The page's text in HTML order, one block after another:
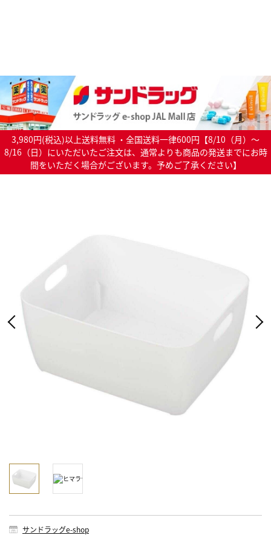
3,980円(税込)以上送料無料 ・全国送料一律600円【8/10（月）～
8/16（日）にいただいたご注文は、通常よりも商品の発送までにお時
間をいただく場合がございます。予めご了承ください】
サンドラッグe-shop